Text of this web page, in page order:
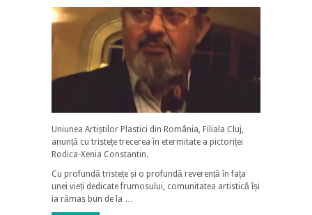
Uniunea Artiștilor Plastici din România, Filiala Cluj,
anunță cu tristețe trecerea în etermitate a pictoriței
Rodica-Xenia Constantin.
Cu profundă tristețe și o profundă reverență în fața
unei vieți dedicate frumosului, comunitatea artistică își
ia rămas bun de la …